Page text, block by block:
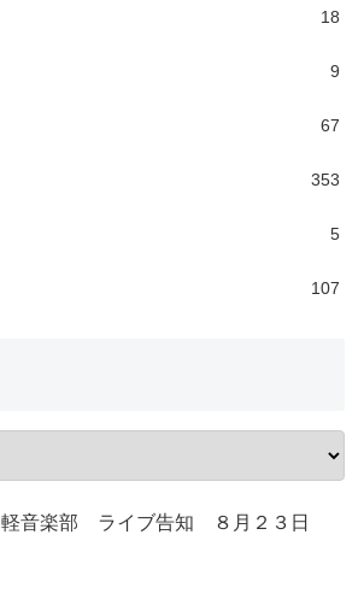
18
9
67
353
5
107
軽音楽部 ライブ告知 ８月２３日